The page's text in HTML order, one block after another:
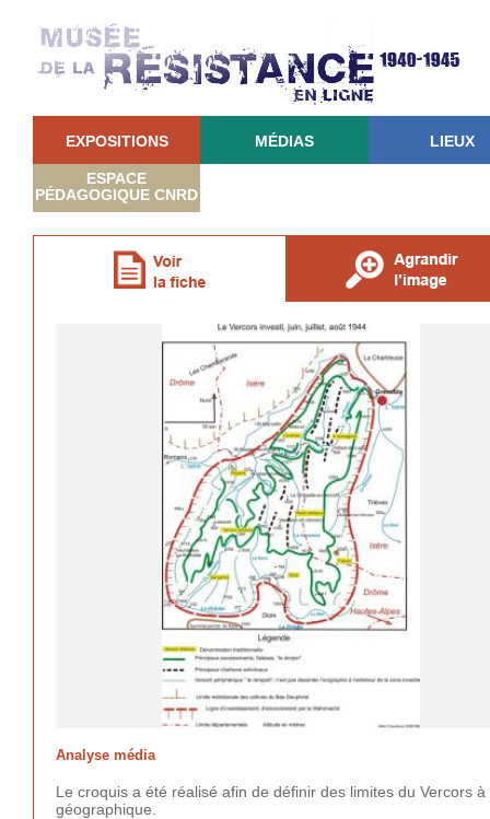
EXPOSITIONS MÉDIAS LIEUX
ESPACE
PÉDAGOGIQUE CNRD
Analyse média
Le croquis a été réalisé afin de définir des limites du Vercors
géographique.